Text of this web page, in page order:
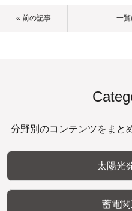
« 前の記事 一覧
分野別のコンテンツをまと
太陽光
蓄電